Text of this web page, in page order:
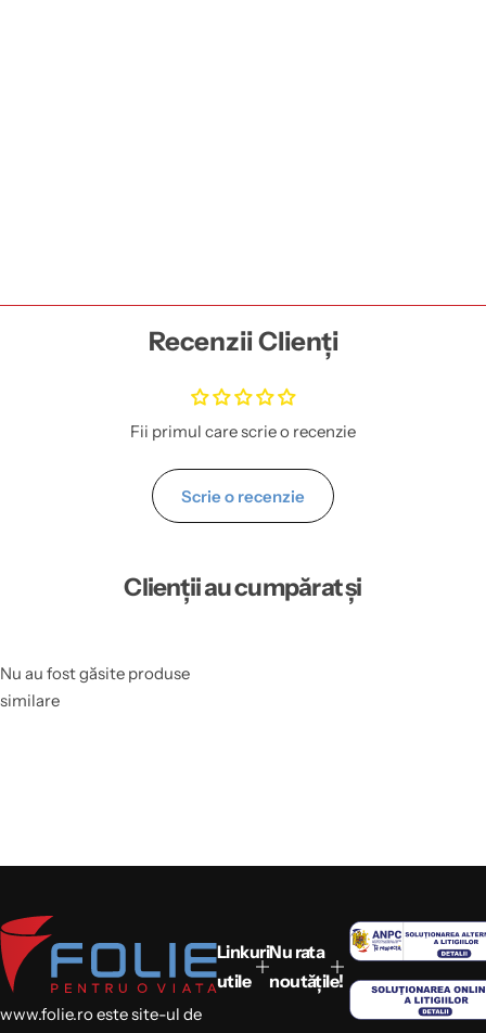
Recenzii Clienți
Fii primul care scrie o recenzie
Scrie o recenzie
Clienții au cumpărat și
Nu au fost găsite produse
similare
www.folie.ro este site-ul de
Linkuri
utile
Nu rata
noutățile!